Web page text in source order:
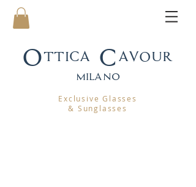
Ottica Cavour
milano
Exclusive Glasses
& Sunglasses